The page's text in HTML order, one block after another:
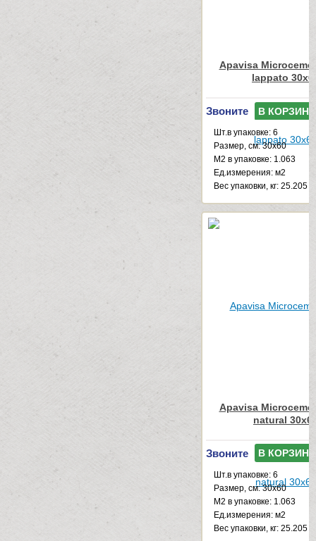
Apavisa
lappato
Звоните В КОРЗИНУ
Шт.в упаковке: 6
Размер, см: 30x60
М2 в упаковке: 1.063
Ед.измерения: м2
Веc упаковки, кг: 25.205
Apavisa
natural
Звоните В КОРЗИНУ
Шт.в упаковке: 6
Размер, см: 30x60
М2 в упаковке: 1.063
Ед.измерения: м2
Веc упаковки, кг: 25.205